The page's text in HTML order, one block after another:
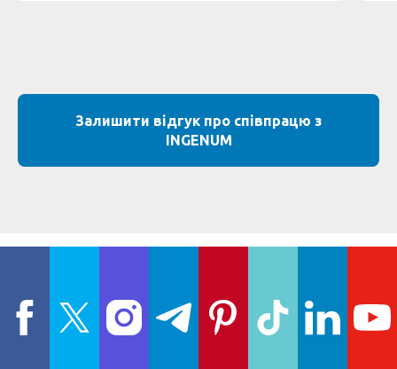
Залишити відгук про співпрацю з
INGENUM